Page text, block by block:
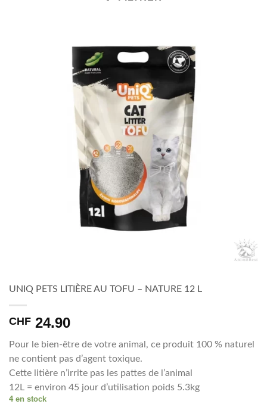
UNIQ PETS LITIÈRE AU TOFU – NATURE 12 L
CHF 24.90
Pour le bien-être de votre animal, ce produit 100 % naturel
ne contient pas d’agent toxique.
Cette litière n’irrite pas les pattes de l’animal
12L = environ 45 jour d’utilisation poids 5.3kg
4 en stock